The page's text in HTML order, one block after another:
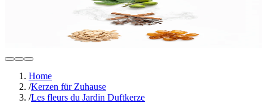
Home
/Kerzen für Zuhause
/Les fleurs du Jardin Duftkerze